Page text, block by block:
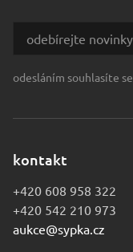
odesláním souhlasíte se
kontakt
+420 608 958 322
+420 542 210 973
aukce@sypka.cz